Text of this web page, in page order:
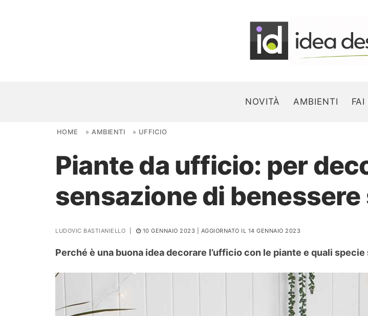
NOVITÀ AMBIENTI FAI
NOVITÀ
AMBIENTI
Search for:
HOME » AMBIENTI » UFFICIO
Piante da ufficio: per
sensazione di
LUDOVIC BASTIANIELLO 10 GENNAIO 2023 | AGGIORNATO IL 14 GENNAIO 2023
Perché è una buona idea decorare l’ufficio con le piante e quali